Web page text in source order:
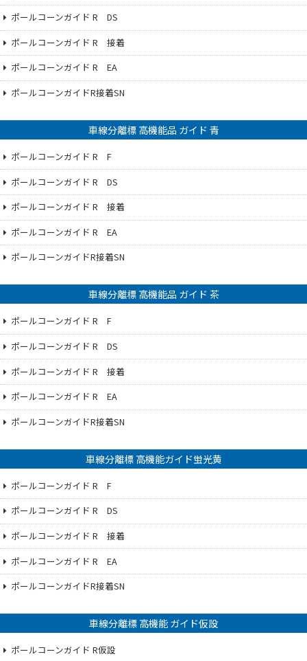
ポールコーンガイド R DS
ポールコーンガイド R 接着
ポールコーンガイド R EA
ポールコーンガイドR接着SN
車線分離標 高機能品 ガイド 青
ポールコーンガイド R F
ポールコーンガイド R DS
ポールコーンガイド R 接着
ポールコーンガイド R EA
ポールコーンガイドR接着SN
車線分離標 高機能品 ガイド 茶
ポールコーンガイド R F
ポールコーンガイド R DS
ポールコーンガイド R 接着
ポールコーンガイド R EA
ポールコーンガイドR接着SN
車線分離標 高機能ガイド蛍光黄
ポールコーンガイド R F
ポールコーンガイド R DS
ポールコーンガイド R 接着
ポールコーンガイド R EA
ポールコーンガイドR接着SN
車線分離標 高機能 ガイド仮設
ポールコーンガイド R仮設